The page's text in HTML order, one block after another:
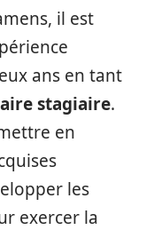
il est
ans en tant
stagiaire.
en
les
exercer la